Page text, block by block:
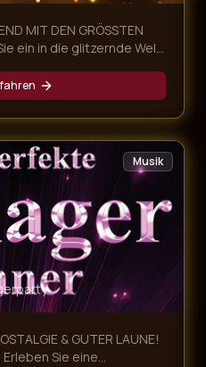
MIT DEN GRÖSSTEN
ein in die glitzernde Welt
und unvergesslicher
Show kombiniert ein
mit einer
der größten
alle Sinne begeistert.Musik
& GUTER LAUNE!
Sie eine